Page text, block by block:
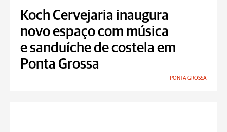
Koch Cervejaria inaugura
novo espaço com música
e sanduíche de costela em
Ponta Grossa
PONTA GROSSA